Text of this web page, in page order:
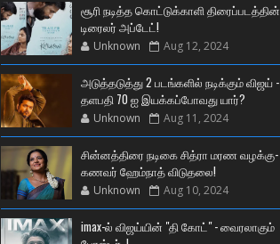
சூரி நடித்த கொட்டுக்காளி திரைப்படத்தின்
டிரைலர் அப்டேட்!
Unknown Aug 12, 2024
அடுத்தடுத்து 2 படங்களில் நடிக்கும் விஜய் -
தளபதி 70 ஐ இயக்கப்போவது யார்?
Unknown Aug 11, 2024
சின்னத்திரை நடிகை சித்ரா மரண வழக்கு-
கணவர் ஹேம்நாத் விடுதலை!
Unknown Aug 10, 2024
imax-ல் விஜய்யின் "தி கோட்" - வைரலாகும்